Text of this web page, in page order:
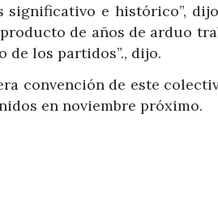
significativo e histórico”,
de años de arduo
los partidos”., dijo.
convención de este
en noviembre próximo.